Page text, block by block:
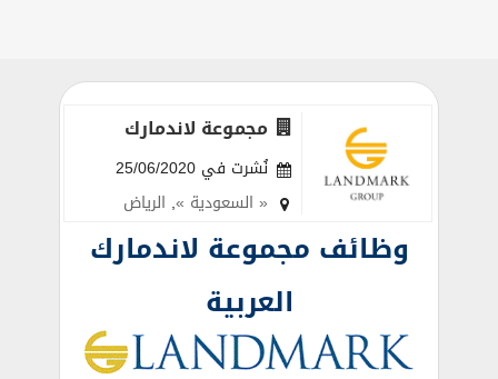
مجموعة لاندمارك
نُشرت في 25/06/2020
« السعودية », الرياض
وظائف مجموعة لاندمارك
العربية